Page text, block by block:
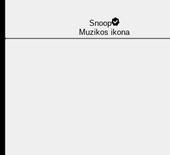
Snoop
Muzikos ikona